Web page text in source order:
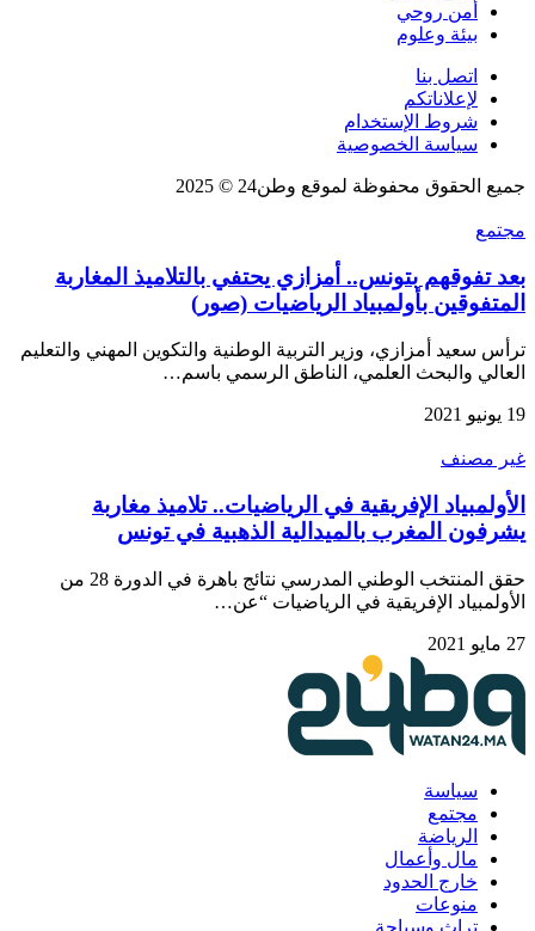
أمن روحي
بيئة وعلوم
اتصل بنا
لإعلاناتكم
شروط الإستخدام
سياسة الخصوصية
جميع الحقوق محفوظة لموقع وطن24 © 2025
مجتمع
بعد تفوقهم بتونس.. أمزازي يحتفي بالتلاميذ المغاربة
المتفوقين بأولمبياد الرياضيات (صور)
ترأس سعيد أمزازي، وزير التربية الوطنية والتكوين المهني والتعليم
العالي والبحث العلمي، الناطق الرسمي باسم…
19 يونيو 2021
غير مصنف
الأولمبياد الإفريقية في الرياضيات.. تلاميذ مغاربة
يشرفون المغرب بالميدالية الذهبية في تونس
حقق المنتخب الوطني المدرسي نتائج باهرة في الدورة 28 من
الأولمبياد الإفريقية في الرياضيات “عن…
27 مايو 2021
سياسة
مجتمع
الرياضة
مال وأعمال
خارج الحدود
منوعات
تراث وسياحة